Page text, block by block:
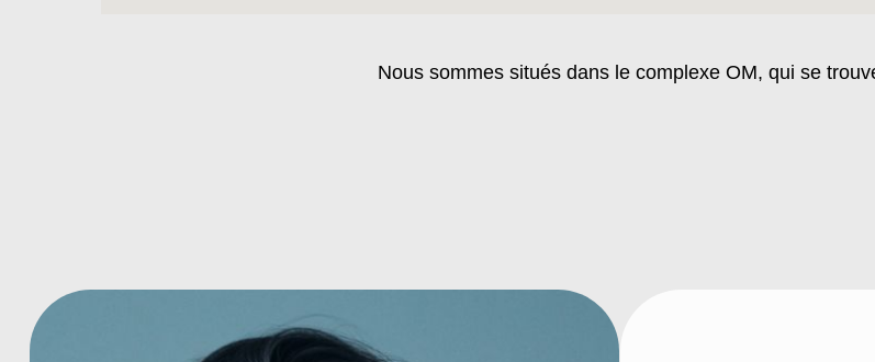
Nous sommes situés dans le complexe OM, qui se